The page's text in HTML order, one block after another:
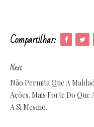
Compartilhar:
Next
Não Permita Que A
Ações. Mais Forte Do Que
A Si Mesmo.